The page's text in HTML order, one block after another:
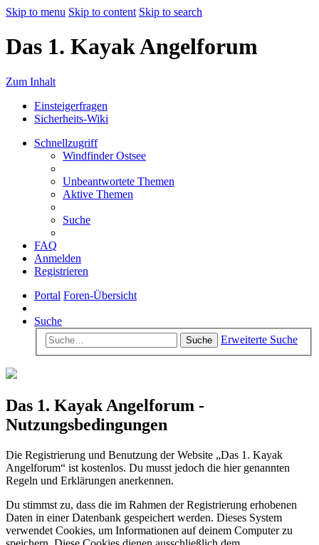
Skip to menu Skip to content Skip to search
Das 1. Kayak Angelforum
Zum Inhalt
Einsteigerfragen
Sicherheits-Wiki
Schnellzugriff
Windfinder Ostsee
Unbeantwortete Themen
Aktive Themen
Suche
FAQ
Anmelden
Registrieren
Portal Foren-Übersicht
Suche
Suche Erweiterte Suche
Das 1. Kayak Angelforum -
Nutzungsbedingungen
Die Registrierung und Benutzung der Website „Das 1. Kayak
Angelforum“ ist kostenlos. Du musst jedoch die hier genannten
Regeln und Erklärungen anerkennen.
Du stimmst zu, dass die im Rahmen der Registrierung erhobenen
Daten in einer Datenbank gespeichert werden. Dieses System
verwendet Cookies, um Informationen auf deinem Computer zu